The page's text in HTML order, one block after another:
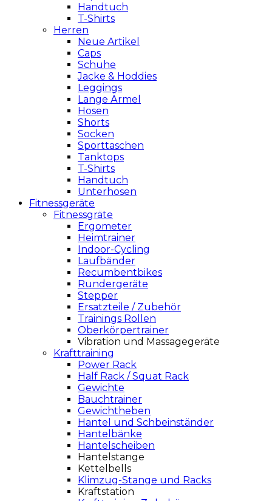
Handtuch
T-Shirts
Herren
Neue Artikel
Caps
Schuhe
Jacke & Hoddies
Leggings
Lange Ärmel
Hosen
Shorts
Socken
Sporttaschen
Tanktops
T-Shirts
Handtuch
Unterhosen
Fitnessgeräte
Fitnessgräte
Ergometer
Heimtrainer
Indoor-Cycling
Laufbänder
Recumbentbikes
Rundergeräte
Stepper
Ersatzteile / Zubehör
Trainings Rollen
Oberkörpertrainer
Vibration und Massagegeräte
Krafttraining
Power Rack
Half Rack / Squat Rack
Gewichte
Bauchtrainer
Gewichtheben
Hantel und Schbeinständer
Hantelbänke
Hantelscheiben
Hantelstange
Kettelbells
Klimzug-Stange und Racks
Kraftstation